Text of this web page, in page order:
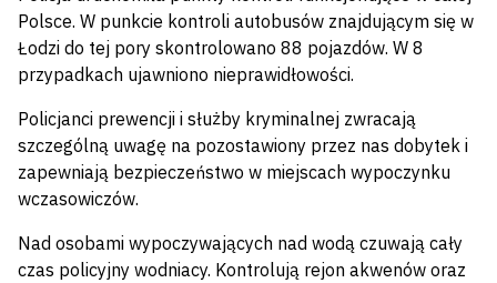
Polsce. W punkcie kontroli autobusów znajdującym się w
Łodzi do tej pory skontrolowano 88 pojazdów. W 8
przypadkach ujawniono nieprawidłowości.
Policjanci prewencji i służby kryminalnej zwracają
szczególną uwagę na pozostawiony przez nas dobytek i
zapewniają bezpieczeństwo w miejscach wypoczynku
wczasowiczów.
Nad osobami wypoczywających nad wodą czuwają cały
czas policyjny wodniacy. Kontrolują rejon akwenów oraz